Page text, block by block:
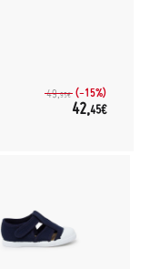
49,95€ (-15%)
42,45€